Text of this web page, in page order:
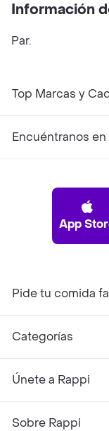
Información
Par.
Top Marcas y
Encuéntranos
App
Pide tu comida
Categorías
Únete a Rappi
Sobre Rappi